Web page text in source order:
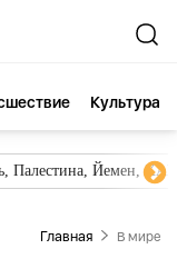
Культура
Палестина, Йемен,
Главная В мире